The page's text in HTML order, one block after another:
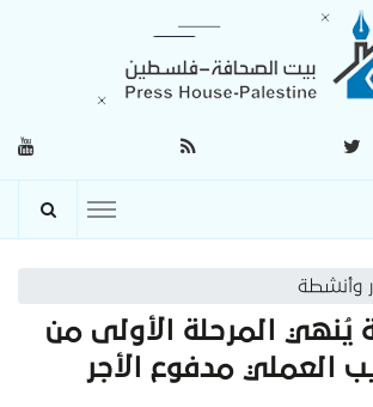
وأنشطة
يُنهي المرحلة الأولى من
العملي مدفوع الأجر